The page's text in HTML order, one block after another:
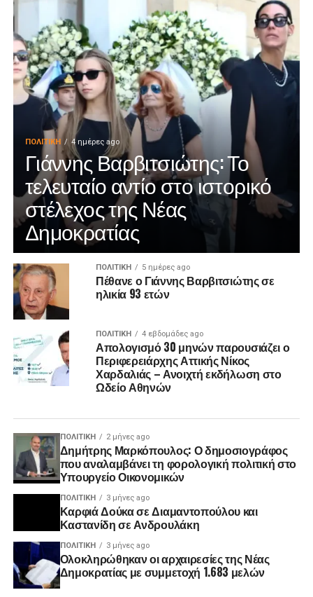
ΠΟΛΙΤΙΚΉ 4 ημέρες ago
Γιάννης Βαρβιτσιώτης: Το
τελευταίο αντίο στο ιστορικό
στέλεχος της Νέας
Δημοκρατίας
ΠΟΛΙΤΙΚΉ 5 ημέρες ago
Πέθανε ο Γιάννης Βαρβιτσιώτης σε
ηλικία 93 ετών
ΠΟΛΙΤΙΚΉ 4 εβδομάδες ago
Απολογισμό 30 μηνών παρουσιάζει ο
Περιφερειάρχης Αττικής Νίκος
Χαρδαλιάς – Ανοιχτή εκδήλωση στο
Ωδείο Αθηνών
ΠΟΛΙΤΙΚΉ 2 μήνες ago
Δημήτρης Μαρκόπουλος: Ο δημοσιογράφος
που αναλαμβάνει τη φορολογική πολιτική στο
Υπουργείο Οικονομικών
ΠΟΛΙΤΙΚΉ 3 μήνες ago
Καρφιά Δούκα σε Διαμαντοπούλου και
Καστανίδη σε Ανδρουλάκη
ΠΟΛΙΤΙΚΉ 3 μήνες ago
Ολοκληρώθηκαν οι αρχαιρεσίες της Νέας
Δημοκρατίας με συμμετοχή 1.683 μελών